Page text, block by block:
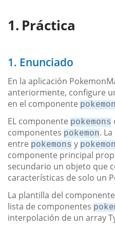
Práctica
1. Enunciado
En la aplicación
anteriormente, configure
en el componente
EL componente pokemons
componentes pokemon.
entre pokemons y pokemon
componente principal
secundario un objeto que
características de solo un
La plantilla del componente
lista de componentes
interpolación de un array